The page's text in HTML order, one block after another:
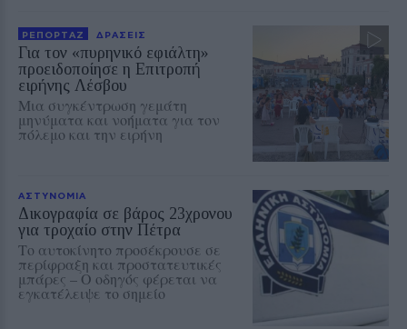
ΡΕΠΟΡΤΑΖ ΔΡΑΣΕΙΣ
Για τον «πυρηνικό εφιάλτη»
προειδοποίησε η Επιτροπή
ειρήνης Λέσβου
Μια συγκέντρωση γεμάτη
μηνύματα και νοήματα για τον
πόλεμο και την ειρήνη
ΑΣΤΥΝΟΜΙΑ
Δικογραφία σε βάρος 23χρονου
για τροχαίο στην Πέτρα
Το αυτοκίνητο προσέκρουσε σε
περίφραξη και προστατευτικές
μπάρες – Ο οδηγός φέρεται να
εγκατέλειψε το σημείο